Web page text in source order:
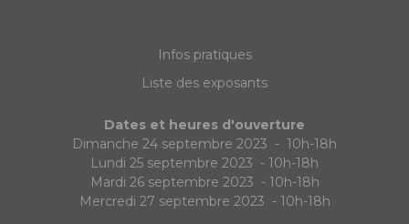
Infos pratiques
Liste des exposants
Dates et heures d'ouverture
Dimanche 24 septembre 2023 - 10h-18h
Lundi 25 septembre 2023 - 10h-18h
Mardi 26 septembre 2023 - 10h-18h
Mercredi 27 septembre 2023 - 10h-18h